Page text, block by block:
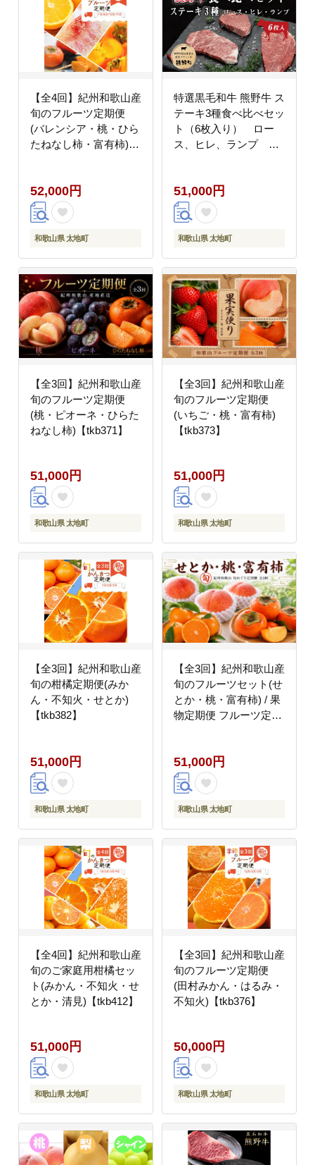
【全4回】紀州和歌山産
旬のフルーツ定期便
(バレンシア・桃・ひら
たねなし柿・富有柿)
52,000円
和歌山県 太地町
特選黒毛和牛 熊野牛 ス
テーキ3種食べ比べセッ
ト（6枚入り） ロー
ス、ヒレ、ランプ 各2
51,000円
和歌山県 太地町
【全3回】紀州和歌山産
旬のフルーツ定期便
(桃・ピオーネ・ひらた
ねなし柿)【tkb371】
51,000円
和歌山県 太地町
【全3回】紀州和歌山産
旬のフルーツ定期便
(いちご・桃・富有柿)
【tkb373】
51,000円
和歌山県 太地町
【全3回】紀州和歌山産
旬の柑橘定期便(みか
ん・不知火・せとか)
【tkb382】
51,000円
和歌山県 太地町
【全3回】紀州和歌山産
旬のフルーツセット(せ
とか・桃・富有柿) / 果
物定期便 フルーツ定期
も モモ 桃 【tkb392】
51,000円
和歌山県 太地町
【全4回】紀州和歌山産
旬のご家庭用柑橘セッ
ト(みかん・不知火・せ
とか・清見)【tkb412】
51,000円
和歌山県 太地町
【全3回】紀州和歌山産
旬のフルーツ定期便
(田村みかん・はるみ・
不知火)【tkb376】
50,000円
和歌山県 太地町